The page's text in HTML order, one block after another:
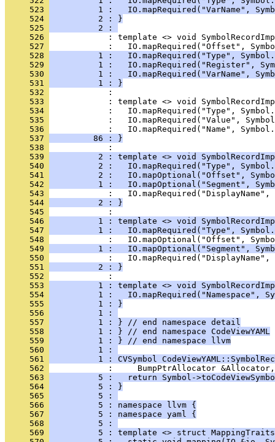
     523
1 :   IO.mapRequired("VarName",
     524
          2 : }
     525
          2 :
     526
     527
     528
1 :   IO.mapRequired("Type",
     529
1 :   IO.mapRequired("Register",
     530
1 :   IO.mapRequired("VarName",
     531
          1 : }
     532
     533
     534
     535
     536
     537
         86 : }
     538
     539
2 : template <> void
     540
2 :   IO.mapRequired("Type",
     541
2 :   IO.mapOptional("Offset",
     542
1 :   IO.mapOptional("Segment",
     543
     544
          2 : }
     545
     546
1 : template <> void
     547
1 :   IO.mapRequired("Type",
     548
     549
1 :   IO.mapOptional("Segment",
     550
     551
          2 : }
     552
     553
1 : template <> void
     554
1 :   IO.mapRequired("Namespace",
     555
          1 : }
     556
          1 :
     557
          1 : } // end namespace detail
     558
          1 : } // end namespace CodeViewYAML
     559
          1 : } // end namespace llvm
     560
          1 :
     561
1 : CVSymbol
     562
     563
5 :   return Symbol-
     564
          5 : }
     565
          5 :
     566
          5 : namespace llvm {
     567
          5 : namespace yaml {
     568
          5 :
     569
5 : template <> struct